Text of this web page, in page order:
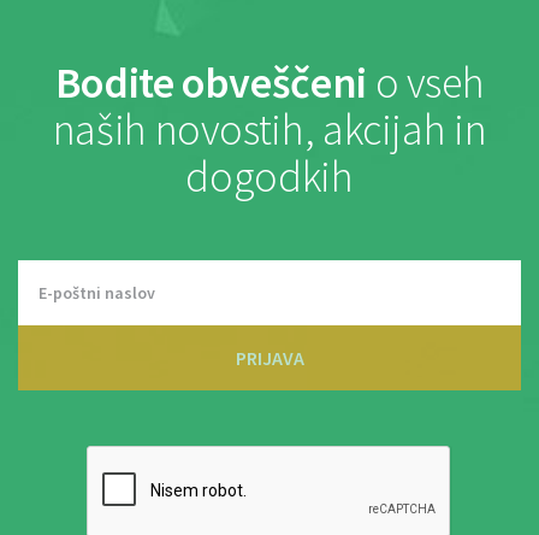
Bodite obveščeni o vseh
naših novostih, akcijah in
dogodkih
PRIJAVA